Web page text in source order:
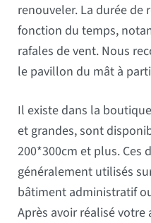
renouveler. La durée de
fonction du temps,
rafales de vent. Nous
le pavillon du mât à
Il existe dans la
et grandes, sont
200*300cm et plus. Ces
généralement utilisés
bâtiment administratif
Après avoir réalisé